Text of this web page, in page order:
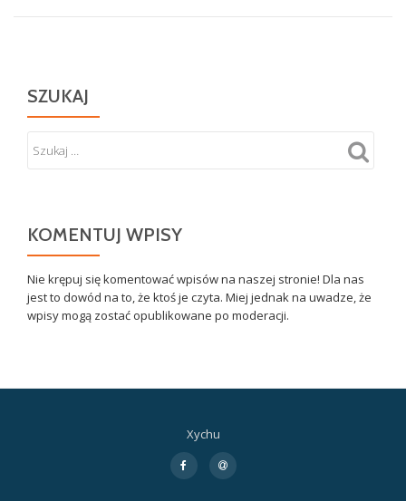
SZUKAJ
KOMENTUJ WPISY
Nie krępuj się komentować wpisów na naszej stronie! Dla nas
jest to dowód na to, że ktoś je czyta. Miej jednak na uwadze, że
wpisy mogą zostać opublikowane po moderacji.
Xychu
fa-
facebook-
fa-
at